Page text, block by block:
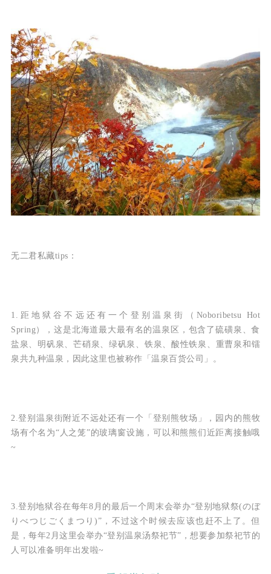
无二君私藏tips：
1.距地狱谷不远还有一个登别温泉街（Noboribetsu Hot
Spring），这是北海道最大最有名的温泉区，包含了硫磺泉、食
盐泉、明矾泉、芒硝泉、绿矾泉、铁泉、酸性铁泉、重曹泉和镭
泉共九种温泉，因此这里也被称作「温泉百货公司」。
2.登别温泉街附近不远处还有一个「登别熊牧场」，园内的熊牧
场有个名为“人之笼”的玻璃窗设施，可以和熊熊们近距离接触哦
~
3.登别地狱谷在每年8月的最后一个周末会举办“登别地狱祭(のぼ
りべつじごくまつり)”，不过这个时候去应该也赶不上了。但
是，每年2月这里会举办“登别温泉汤祭祀节”，想要参加祭祀节的
人可以准备明年出发啦~